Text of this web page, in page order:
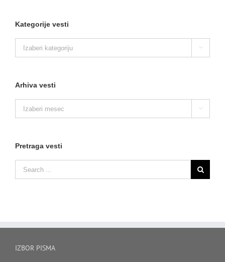
Kategorije vesti
vesti

Arhiva vesti
vesti

Pretraga vesti
IZBOR PISMA